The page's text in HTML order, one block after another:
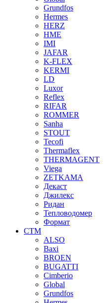
Grundfos
Hermes
HERZ
HME
IMI
JAFAR
K-FLEX
KERMI
LD
Luxor
Reflex
RIFAR
ROMMER
Sanha
STOUT
Tecofi
Thermaflex
THERMAGENT
Viega
ZETKAMA
Декаст
Джилекс
Ридан
Тепловодомер
Формат
СТМ
ALSO
Baxi
BROEN
BUGATTI
Cimberio
Global
Grundfos